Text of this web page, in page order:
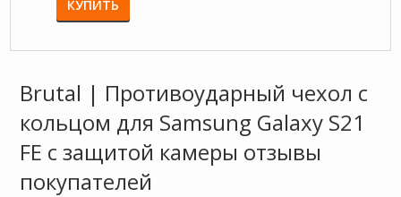
КУПИТЬ
Brutal | Противоударный чехол с
кольцом для Samsung Galaxy S21
FE с защитой камеры отзывы
покупателей